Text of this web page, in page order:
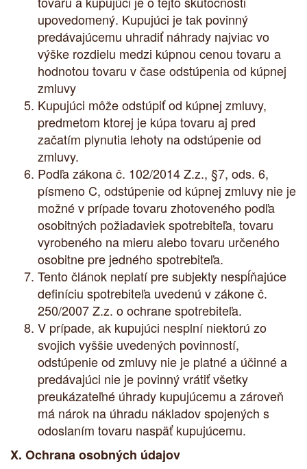
upovedomený. Kupujúci je tak povinný
predávajúcemu uhradiť náhrady najviac vo
výške rozdielu medzi kúpnou cenou tovaru a
hodnotou tovaru v čase odstúpenia od kúpnej
zmluvy
Kupujúci môže odstúpiť od kúpnej zmluvy,
predmetom ktorej je kúpa tovaru aj pred
začatím plynutia lehoty na odstúpenie od
zmluvy.
Podľa zákona č. 102/2014 Z.z., §7, ods. 6,
písmeno C, odstúpenie od kúpnej zmluvy nie je
možné v prípade tovaru zhotoveného podľa
osobitných požiadaviek spotrebiteľa, tovaru
vyrobeného na mieru alebo tovaru určeného
osobitne pre jedného spotrebiteľa.
Tento článok neplatí pre subjekty nespĺňajúce
definíciu spotrebiteľa uvedenú v zákone č.
250/2007 Z.z. o ochrane spotrebiteľa.
V prípade, ak kupujúci nesplní niektorú zo
svojich vyššie uvedených povinností,
odstúpenie od zmluvy nie je platné a účinné a
predávajúci nie je povinný vrátiť všetky
preukázateľné úhrady kupujúcemu a zároveň
má nárok na úhradu nákladov spojených s
odoslaním tovaru naspäť kupujúcemu.
X. Ochrana osobných údajov